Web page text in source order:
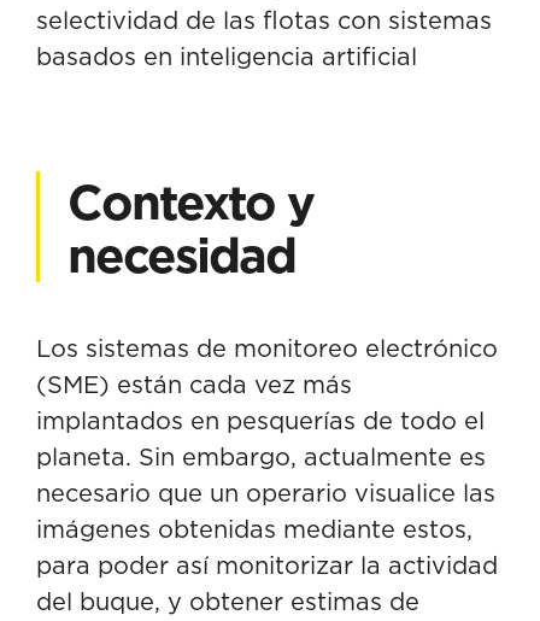
selectividad de las flotas con sistemas
basados en inteligencia artificial
Contexto y
necesidad
Los sistemas de monitoreo electrónico
(SME) están cada vez más
implantados en pesquerías de todo el
planeta. Sin embargo, actualmente es
necesario que un operario visualice las
imágenes obtenidas mediante estos,
para poder así monitorizar la actividad
del buque, y obtener estimas de